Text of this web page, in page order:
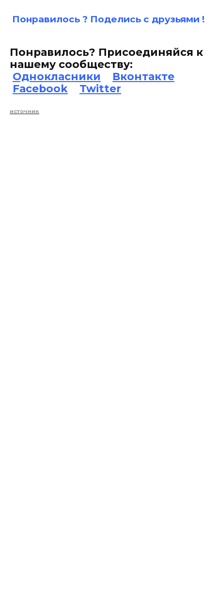
Понравилось ? Поделись с друзьями !
Понравилось? Присоединяйся к
нашему сообществу:
Однокласники
Вконтакте
Facebook
Twitter
источник